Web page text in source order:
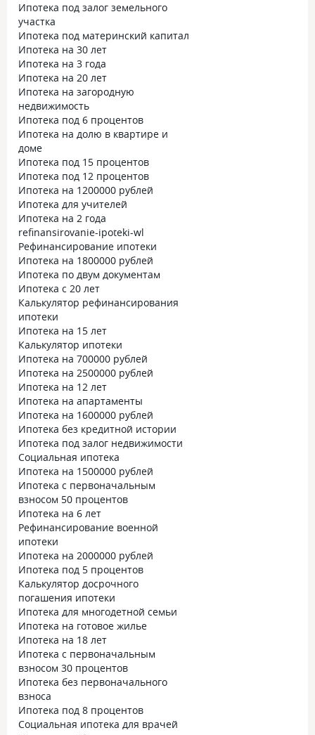
Ипотека под залог земельного
участка
Ипотека под материнский капитал
Ипотека на 30 лет
Ипотека на 3 года
Ипотека на 20 лет
Ипотека на загородную
недвижимость
Ипотека под 6 процентов
Ипотека на долю в квартире и
доме
Ипотека под 15 процентов
Ипотека под 12 процентов
Ипотека на 1200000 рублей
Ипотека для учителей
Ипотека на 2 года
refinansirovanie-ipoteki-wl
Рефинансирование ипотеки
Ипотека на 1800000 рублей
Ипотека по двум документам
Ипотека с 20 лет
Калькулятор рефинансирования
ипотеки
Ипотека на 15 лет
Калькулятор ипотеки
Ипотека на 700000 рублей
Ипотека на 2500000 рублей
Ипотека на 12 лет
Ипотека на апартаменты
Ипотека на 1600000 рублей
Ипотека без кредитной истории
Ипотека под залог недвижимости
Социальная ипотека
Ипотека на 1500000 рублей
Ипотека с первоначальным
взносом 50 процентов
Ипотека на 6 лет
Рефинансирование военной
ипотеки
Ипотека на 2000000 рублей
Ипотека под 5 процентов
Калькулятор досрочного
погашения ипотеки
Ипотека для многодетной семьи
Ипотека на готовое жилье
Ипотека на 18 лет
Ипотека с первоначальным
взносом 30 процентов
Ипотека без первоначального
взноса
Ипотека под 8 процентов
Социальная ипотека для врачей